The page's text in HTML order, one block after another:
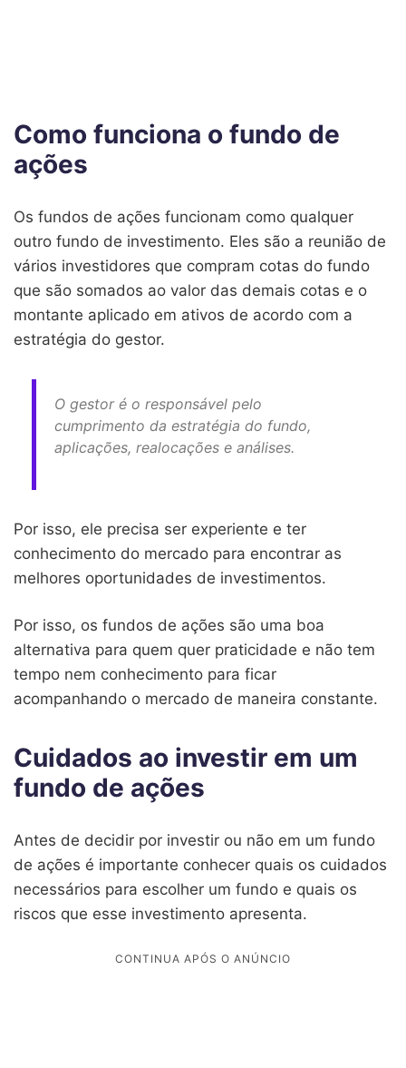
Como funciona o fundo de
ações
Os fundos de ações funcionam como qualquer
outro fundo de investimento. Eles são a reunião de
vários investidores que compram cotas do fundo
que são somados ao valor das demais cotas e o
montante aplicado em ativos de acordo com a
estratégia do gestor.
O gestor é o responsável pelo
cumprimento da estratégia do fundo,
aplicações, realocações e análises.
Por isso, ele precisa ser experiente e ter
conhecimento do mercado para encontrar as
melhores oportunidades de investimentos.
Por isso, os fundos de ações são uma boa
alternativa para quem quer praticidade e não tem
tempo nem conhecimento para ficar
acompanhando o mercado de maneira constante.
Cuidados ao investir em um
fundo de ações
Antes de decidir por investir ou não em um fundo
de ações é importante conhecer quais os cuidados
necessários para escolher um fundo e quais os
riscos que esse investimento apresenta.